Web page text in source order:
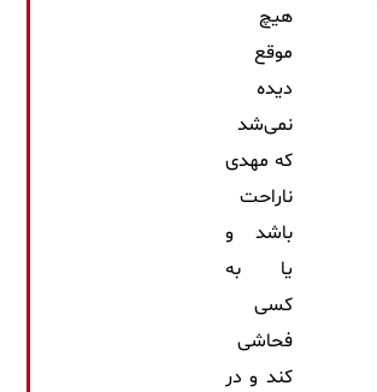
هیچ
موقع
دیده
نمی‌شد
که مهدی
ناراحت
باشد و
یا به
کسی
فحاشی
کند و در